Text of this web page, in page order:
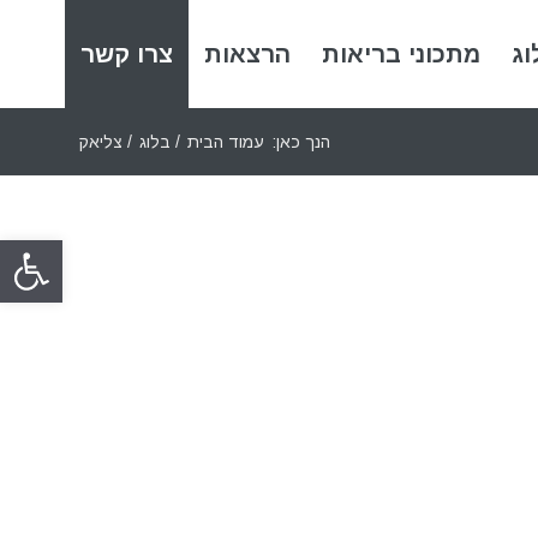
מתכוני בריאות הרצאות צרו קשר
הנך כאן: עמוד הבית / בלוג / צליאק
פתח